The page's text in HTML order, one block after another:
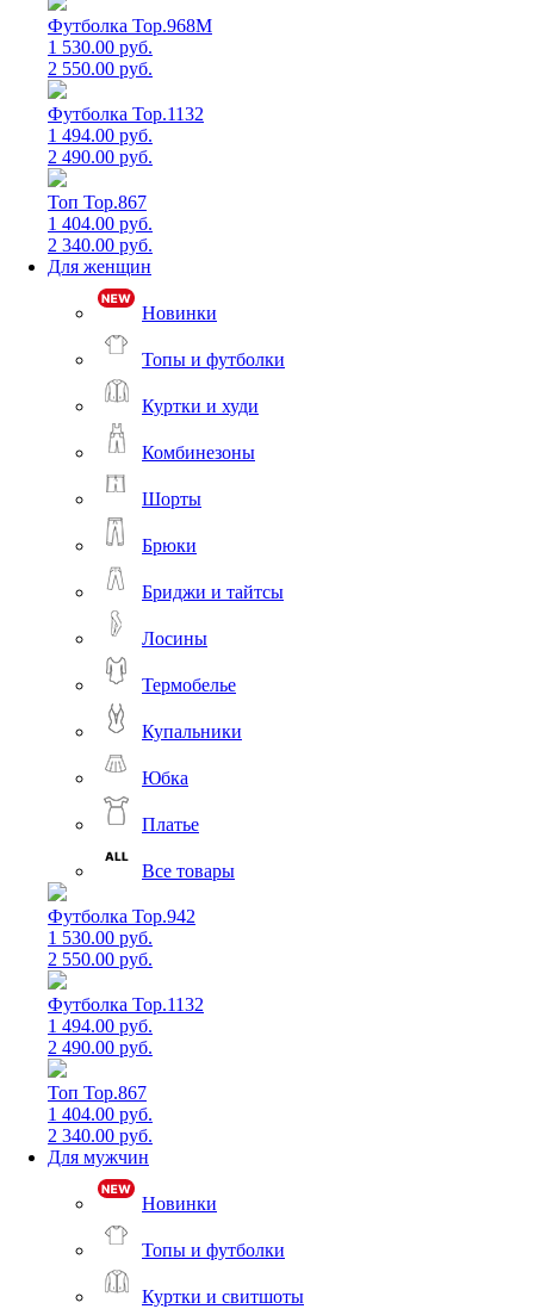
Футболка Top.968M
1 530.00 руб.
2 550.00 руб.
Футболка Top.1132
1 494.00 руб.
2 490.00 руб.
Топ Top.867
1 404.00 руб.
2 340.00 руб.
Для женщин
Новинки
Топы и футболки
Куртки и худи
Комбинезоны
Шорты
Брюки
Бриджи и тайтсы
Лосины
Термобелье
Купальники
Юбка
Платье
Все товары
Футболка Top.942
1 530.00 руб.
2 550.00 руб.
Футболка Top.1132
1 494.00 руб.
2 490.00 руб.
Топ Top.867
1 404.00 руб.
2 340.00 руб.
Для мужчин
Новинки
Топы и футболки
Куртки и свитшоты